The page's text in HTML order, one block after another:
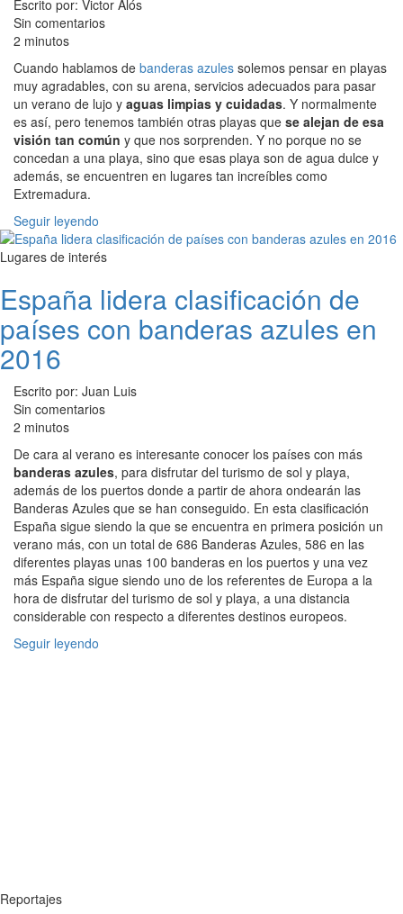
Escrito por: Victor Alós
Sin comentarios
2 minutos
Cuando hablamos de banderas azules solemos pensar en playas
muy agradables, con su arena, servicios adecuados para pasar
un verano de lujo y aguas limpias y cuidadas. Y normalmente
es así, pero tenemos también otras playas que se alejan de esa
visión tan común y que nos sorprenden. Y no porque no se
concedan a una playa, sino que esas playa son de agua dulce y
además, se encuentren en lugares tan increíbles como
Extremadura.
Seguir leyendo
Lugares de interés
España lidera clasificación de
países con banderas azules en
2016
Escrito por: Juan Luis
Sin comentarios
2 minutos
De cara al verano es interesante conocer los países con más
banderas azules, para disfrutar del turismo de sol y playa,
además de los puertos donde a partir de ahora ondearán las
Banderas Azules que se han conseguido. En esta clasificación
España sigue siendo la que se encuentra en primera posición un
verano más, con un total de 686 Banderas Azules, 586 en las
diferentes playas unas 100 banderas en los puertos y una vez
más España sigue siendo uno de los referentes de Europa a la
hora de disfrutar del turismo de sol y playa, a una distancia
considerable con respecto a diferentes destinos europeos.
Seguir leyendo
Reportajes